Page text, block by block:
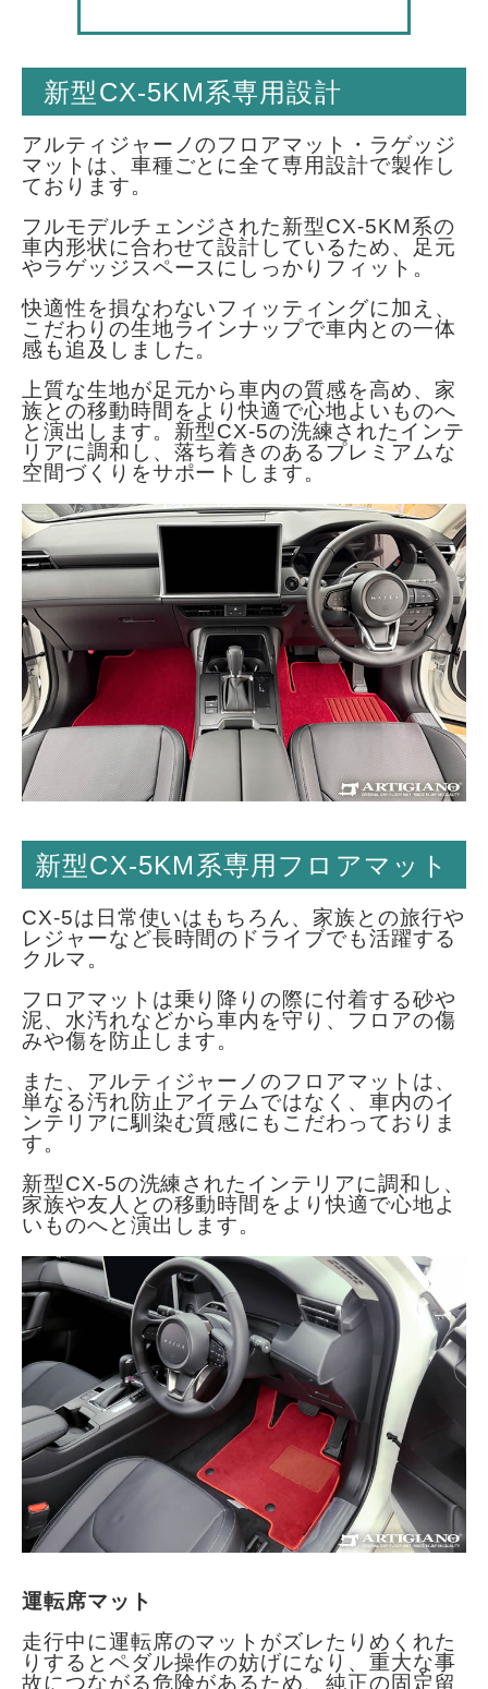
新型CX-5KM系専用設計
アルティジャーノのフロアマット・ラゲッジ
マットは、車種ごとに全て専用設計で製作し
ております。
フルモデルチェンジされた新型CX-5KM系の
車内形状に合わせて設計しているため、足元
やラゲッジスペースにしっかりフィット。
快適性を損なわないフィッティングに加え、
こだわりの生地ラインナップで車内との一体
感も追及しました。
上質な生地が足元から車内の質感を高め、家
族との移動時間をより快適で心地よいものへ
と演出します。新型CX-5の洗練されたインテ
リアに調和し、落ち着きのあるプレミアムな
空間づくりをサポートします。
新型CX-5KM系専用フロアマット
CX-5は日常使いはもちろん、家族との旅行や
レジャーなど長時間のドライブでも活躍する
クルマ。
フロアマットは乗り降りの際に付着する砂や
泥、水汚れなどから車内を守り、フロアの傷
みや傷を防止します。
また、アルティジャーノのフロアマットは、
単なる汚れ防止アイテムではなく、車内のイ
ンテリアに馴染む質感にもこだわっておりま
す。
新型CX-5の洗練されたインテリアに調和し、
家族や友人との移動時間をより快適で心地よ
いものへと演出します。
運転席マット
走行中に運転席のマットがズレたりめくれた
りするとペダル操作の妨げになり、重大な事
故につながる危険があるため、純正の固定留